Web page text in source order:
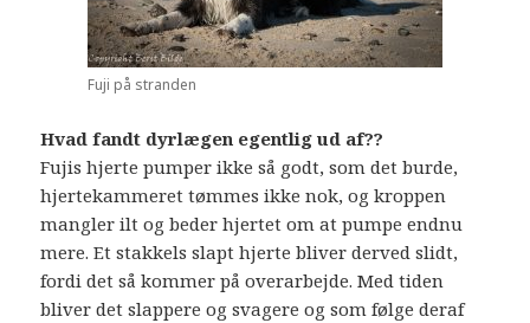
Fuji på stranden
Hvad fandt dyrlægen egentlig ud af??
Fujis hjerte pumper ikke så godt, som det burde,
hjertekammeret tømmes ikke nok, og kroppen
mangler ilt og beder hjertet om at pumpe endnu
mere. Et stakkels slapt hjerte bliver derved slidt,
fordi det så kommer på overarbejde. Med tiden
bliver det slappere og svagere og som følge deraf